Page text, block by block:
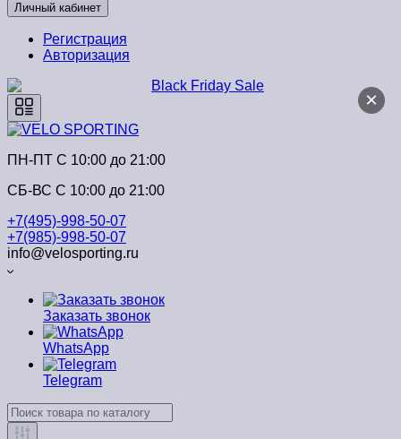
Личный кабинет
Регистрация
Авторизация
×
ПН-ПТ C 10:00 до 21:00
СБ-ВС С 10:00 до 21:00
+7(495)-998-50-07
+7(985)-998-50-07
info@velosporting.ru
Заказать звонок
WhatsApp
Telegram